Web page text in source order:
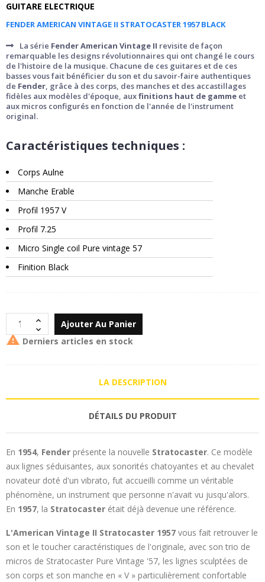
GUITARE ELECTRIQUE
FENDER AMERICAN VINTAGE II STRATOCASTER 1957 BLACK
La série Fender American Vintage II revisite de façon
remarquable les designs révolutionnaires qui ont changé le cours
de l'histoire de la musique. Chacune de ces guitares et de ces
basses vous fait bénéficier du son et du savoir-faire authentiques
de Fender, grâce à des corps, des manches et des accastillages
fidèles aux modèles d'époque, auxfinitions haut de gamme et
aux micros configurés en fonction de l'année de l'instrument
original.
Caractéristiques techniques :
Corps Aulne
Manche Erable
Profil 1957 V
Profil 7.25
Micro Single coil Pure vintage 57
Finition Black
Ajouter Au Panier
 Derniers articles en stock
LA DESCRIPTION
DÉTAILS DU PRODUIT
En 1954, Fender présente la nouvelle Stratocaster. Ce modèle
aux lignes séduisantes, aux sonorités chatoyantes et au chevalet
novateur doté d'un vibrato, fut accueilli comme un véritable
phénomène, un instrument que personne n'avait vu jusqu'alors.
En 1957, la Stratocaster était déjà devenue une référence.
L'American Vintage II Stratocaster 1957 vous fait retrouver le
son et le toucher caractéristiques de l'originale, avec son trio de
micros de Stratocaster Pure Vintage '57, les lignes sculptées de
son corps et son manche en « V » particulièrement confortable